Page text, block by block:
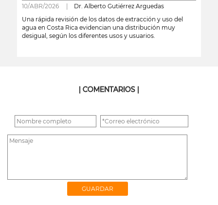
10/ABR/2026 | Dr. Alberto Gutiérrez Arguedas
Una rápida revisión de los datos de extracción y uso del
agua en Costa Rica evidencian una distribución muy
desigual, según los diferentes usos y usuarios.
| COMENTARIOS |